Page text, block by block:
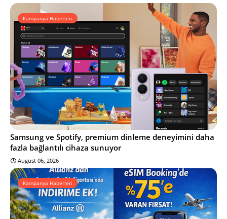
Kampanya Haberleri
Samsung ve Spotify, premium dinleme deneyimini daha
fazla bağlantılı cihaza sunuyor
August 06, 2026
Kampanya Haberleri